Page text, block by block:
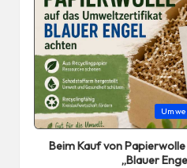
Posted
in
Beim Kauf von
„Blauer